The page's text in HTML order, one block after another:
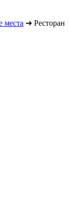
места ➔ Ресторан